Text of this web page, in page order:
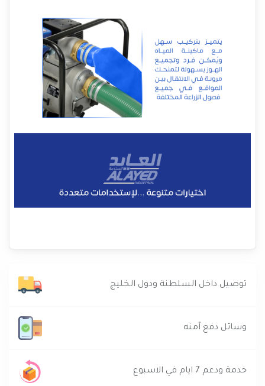
توصيل داخل السلطنة ودول الخليج
وسائل دفع آمنه
خدمة ودعم 7 ايام في الاسبوع